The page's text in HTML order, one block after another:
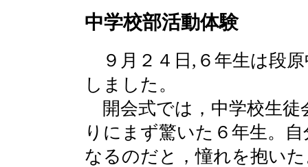
中学校部活動体験
９月２４日,６年生は段
しました。
開会式では，中学校生徒
りにまず驚いた６年生。
なるのだと，憧れを抱い